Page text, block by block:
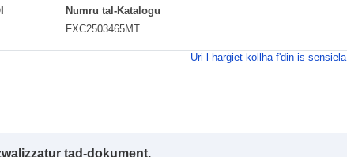
Numru tal-Katalogu
FXC2503465MT
Uri l-ħarġiet kollha f'din is-sensiela
tad-dokument.